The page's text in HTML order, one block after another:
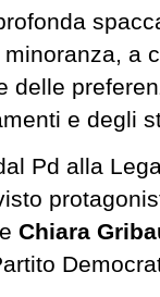
a
delle
e degli
Pd alla
Chiara